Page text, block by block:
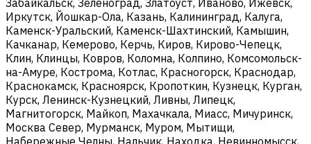
Иркутск, Йошкар-Ола, Казань, Калининград, Калуга,
Каменск-Уральский, Каменск-Шахтинский, Камышин,
Качканар, Кемерово, Керчь, Киров, Кирово-Чепецк,
Клин, Клинцы, Ковров, Коломна, Колпино, Комсомольск-
на-Амуре, Кострома, Котлас, Красногорск, Краснодар,
Краснокамск, Красноярск, Кропоткин, Кузнецк, Курган,
Курск, Ленинск-Кузнецкий, Ливны, Липецк,
Магнитогорск, Майкоп, Махачкала, Миасс, Мичуринск,
Москва Север, Мурманск, Муром, Мытищи,
Набережные Челны, Нальчик, Находка, Невинномысск,